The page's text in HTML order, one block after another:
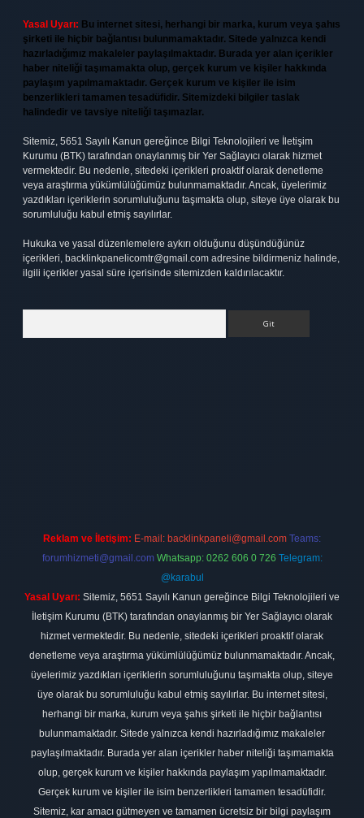
Yasal Uyarı: Bu internet sitesi, herhangi bir marka, kurum veya şahıs
şirketi ile hiçbir bağlantısı bulunmamaktadır. Sitede yalnızca kendi
hazırladığımız makaleler paylaşılmaktadır. Burada yer alan içerikler
haber niteliği taşımamakta olup, gerçek kurum ve kişiler hakkında
paylaşım yapılmamaktadır. Gerçek kurum ve kişiler ile isim
benzerlikleri tamamen tesadüfidir. Sitemizdeki bilgiler taslak
halindedir ve tavsiye niteliği taşımazlar.
Sitemiz, 5651 Sayılı Kanun gereğince Bilgi Teknolojileri ve İletişim
Kurumu (BTK) tarafından onaylanmış bir Yer Sağlayıcı olarak hizmet
vermektedir. Bu nedenle, sitedeki içerikleri proaktif olarak denetleme
veya araştırma yükümlülüğümüz bulunmamaktadır. Ancak, üyelerimiz
yazdıkları içeriklerin sorumluluğunu taşımakta olup, siteye üye olarak bu
sorumluluğu kabul etmiş sayılırlar.
Hukuka ve yasal düzenlemelere aykırı olduğunu düşündüğünüz
içerikleri, backlinkpanelicomtr@gmail.com adresine bildirmeniz halinde,
ilgili içerikler yasal süre içerisinde sitemizden kaldırılacaktır.
Reklam ve İletişim: E-mail: backlinkpaneli@gmail.com Teams:
forumhizmeti@gmail.com Whatsapp: 0262 606 0 726 Telegram:
@karabul
Yasal Uyarı: Sitemiz, 5651 Sayılı Kanun gereğince Bilgi Teknolojileri ve
İletişim Kurumu (BTK) tarafından onaylanmış bir Yer Sağlayıcı olarak
hizmet vermektedir. Bu nedenle, sitedeki içerikleri proaktif olarak
denetleme veya araştırma yükümlülüğümüz bulunmamaktadır. Ancak,
üyelerimiz yazdıkları içeriklerin sorumluluğunu taşımakta olup, siteye
üye olarak bu sorumluluğu kabul etmiş sayılırlar. Bu internet sitesi,
herhangi bir marka, kurum veya şahıs şirketi ile hiçbir bağlantısı
bulunmamaktadır. Sitede yalnızca kendi hazırladığımız makaleler
paylaşılmaktadır. Burada yer alan içerikler haber niteliği taşımamakta
olup, gerçek kurum ve kişiler hakkında paylaşım yapılmamaktadır.
Gerçek kurum ve kişiler ile isim benzerlikleri tamamen tesadüfidir.
Sitemiz, kar amacı gütmeyen ve tamamen ücretsiz bir bilgi paylaşım